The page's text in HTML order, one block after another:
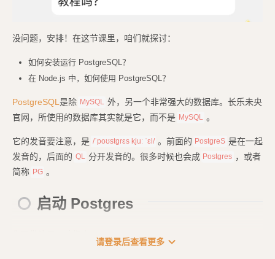
没问题，安排！在这节课里，咱们就探讨：
如何安装运行 PostgreSQL？
在 Node.js 中，如何使用 PostgreSQL？
PostgreSQL 是除 MySQL 外，另一个非常强大的数据库。长乐未央
官网，所使用的数据库其实就是它，而不是 MySQL 。
它的发音要注意，是 /ˈpoʊstɡrɛs kjuː ˈɛl/ 。前面的 PostgreS 是在一起
发音的，后面的 QL 分开发音的。很多时候也会成 Postgres ，或者
简称 PG 。
启动 Postgres
请登录后查看更多 expand_more